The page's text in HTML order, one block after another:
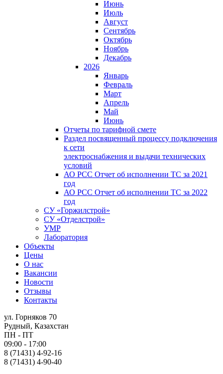
Июнь
Июль
Август
Сентябрь
Октябрь
Ноябрь
Декабрь
2026
Январь
Февраль
Март
Апрель
Май
Июнь
Отчеты по тарифной смете
Раздел посвященный процессу подключения
к сети
электроснабжения и выдачи технических
условий
АО РСС Отчет об исполнении ТС за 2021
год
АО РСС Отчет об исполнении ТС за 2022
год
СУ «Горжилстрой»
СУ «Отделстрой»
УМР
Лаборатория
Объекты
Цены
О нас
Вакансии
Новости
Отзывы
Контакты
ул. Горняков 70
Рудный, Казахстан
ПН - ПТ
09:00 - 17:00
8 (71431) 4-92-16
8 (71431) 4-90-40